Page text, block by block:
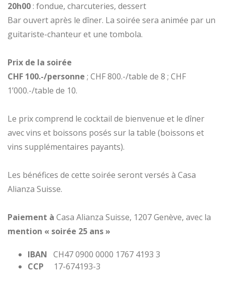
20h00: fondue, charcuteries, dessert
Bar ouvert après le dîner. La soirée sera animée par un
guitariste-chanteur et une tombola.
Prix de la soirée
CHF 100.-/personne ; CHF 800.-/table de 8 ; CHF
1’000.-/table de 10.
Le prix comprend le cocktail de bienvenue et le dîner
avec vins et boissons posés sur la table (boissons et
vins supplémentaires payants).
Les bénéfices de cette soirée seront versés à Casa
Alianza Suisse.
Paiement à Casa Alianza Suisse, 1207 Genève, avec la
mention « soirée 25 ans »
IBAN CH47 0900 0000 1767 4193 3
CCP 17-674193-3